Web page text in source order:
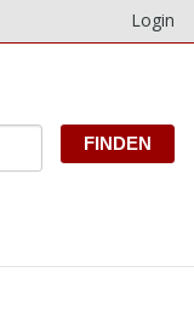
Login